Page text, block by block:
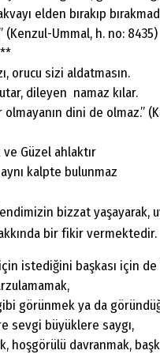
elden bırakıp
(Kenzul-Ummal, h. no: 8435)
orucu sizi aldatmasın.
dileyen namaz kılar.
dini de olmaz.”
Güzel ahlaktır
kalpte bulunmaz
bizzat yaşayarak,
bir fikir vermektedir.
istediğini başkası için de
görünmek ya da
sevgi büyüklere saygı,
hoşgörülü davranmak,